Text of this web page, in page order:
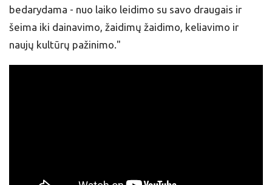
bedarydama - nuo laiko leidimo su savo draugais ir
šeima iki dainavimo, žaidimų žaidimo, keliavimo ir
naujų kultūrų pažinimo."